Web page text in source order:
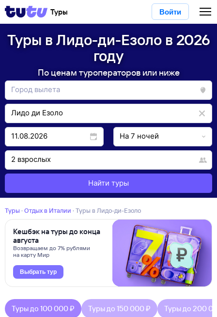
Туры Войти
Туры в Лидо-ди-Езоло в 2026
году
По ценам туроператоров или ниже
Найти туры
Туры · Отдых в Италии · Туры в Лидо-ди-Езоло
Кешбэк на туры до конца
августа
Возвращаем до 7% рублями
на карту Мир
Выбрать тур
Туры до 100 000 ₽ Туры до 150 000 ₽ Туры до 200